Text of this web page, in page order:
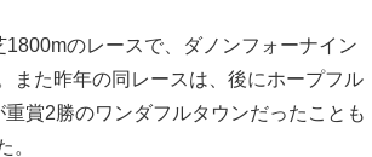
のレースで、ダノンフォーナイン
また昨年の同レースは、後にホープフル
賞2勝のワンダフルタウンだったことも
。